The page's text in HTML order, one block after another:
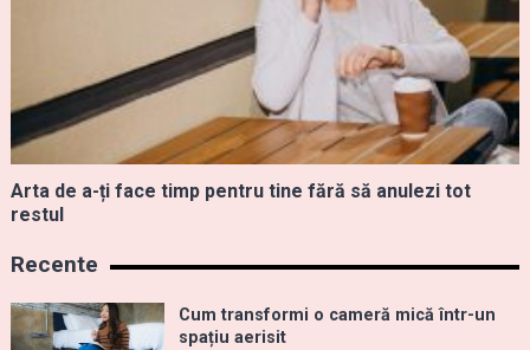
Arta de a-ți face timp pentru tine fără să anulezi tot
restul
Recente
Cum transformi o cameră mică într-un
spațiu aerisit